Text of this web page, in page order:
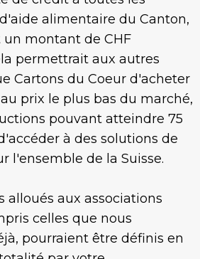
alimentaire du Canton,
montant de CHF
permettrait aux autres
Cartons du Coeur d'acheter
prix le plus bas du marché,
pouvant atteindre 75
à des solutions de
l'ensemble de la Suisse.
alloués aux associations
celles que nous
pourraient être définis en